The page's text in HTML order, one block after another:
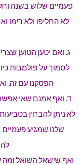
פעמיים שלוש בשנה
לא החליפו ולא רימו
ג. ואם יטען הטוען
לסמוך על פולמבות
הפסקנו עם זה,
ד. ואף אמנם שאי
לא ניתן להבחין
שלנו שמגיע פעמיים
ואף שישאל השואל ומה